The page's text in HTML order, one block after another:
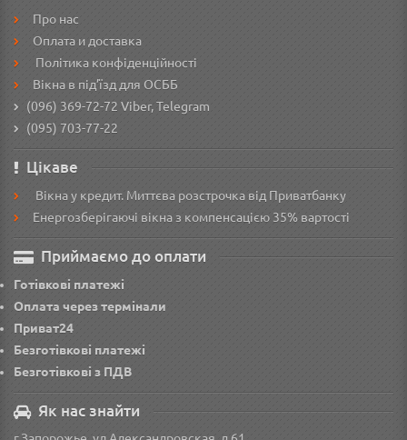
Про нас
Оплата и доставка
Політика конфіденційності
Вікна в під’їзд для ОСББ
(096) 369-72-72 Viber, Telegram
(095) 703-77-22
Цікаве
Вікна у кредит. Миттєва розстрочка від Приватбанку
Енергозберігаючі вікна з компенсацією 35% вартості
Приймаємо до оплати
Готівкові платежі
Оплата через термінали
Приват24
Безготівкові платежі
Безготівкові з ПДВ
Як нас знайти